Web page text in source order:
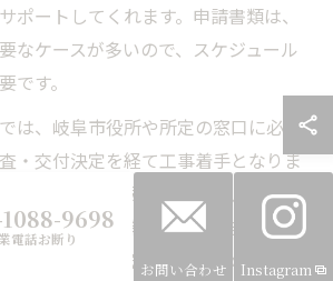
ポートしてくれます。申請書類は、
なケースが多いので、スケジュール
です。
は、岐阜市役所や所定の窓口に必要
・交付決定を経て工事着手となりま
期限や予算上限があるため、早めの
敗例として、補助金枠が埋まってし
たケースもあるため、事前の情報収
9698
電話お断り
お問い合わせ Instagram